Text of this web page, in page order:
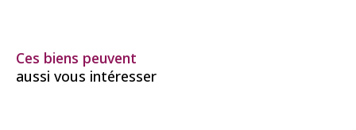
Ces biens peuvent
aussi vous intéresser